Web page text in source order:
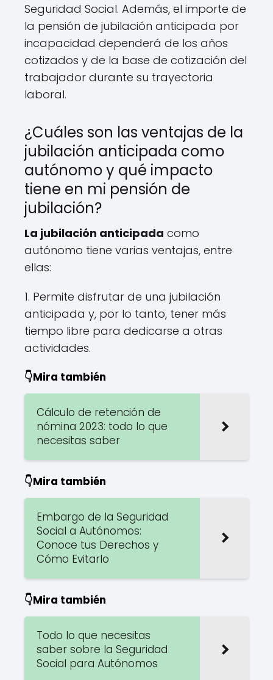
Seguridad Social. Además, el importe de
la pensión de jubilación anticipada por
incapacidad dependerá de los años
cotizados y de la base de cotización del
trabajador durante su trayectoria
laboral.
¿Cuáles son las ventajas de la
jubilación anticipada como
autónomo y qué impacto
tiene en mi pensión de
jubilación?
La jubilación anticipada como
autónomo tiene varias ventajas, entre
ellas:
1. Permite disfrutar de una jubilación
anticipada y, por lo tanto, tener más
tiempo libre para dedicarse a otras
actividades.
👇Mira también
Cálculo de retención de
nómina 2023: todo lo que
necesitas saber
👇Mira también
Embargo de la Seguridad
Social a Autónomos:
Conoce tus Derechos y
Cómo Evitarlo
👇Mira también
Todo lo que necesitas
saber sobre la Seguridad
Social para Autónomos